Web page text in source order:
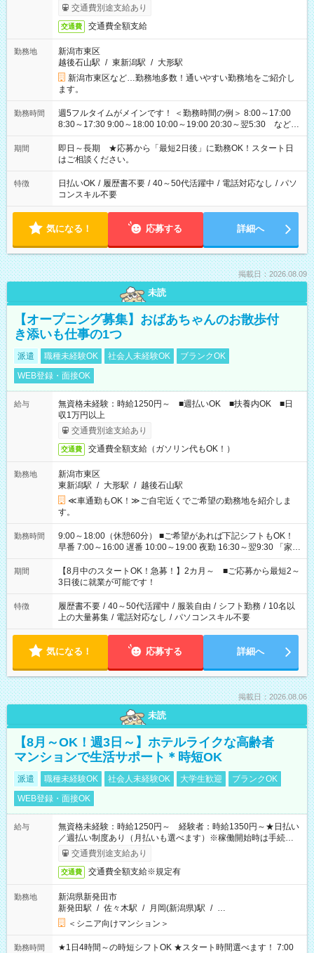
交通費別途支給あり
交通費 交通費全額支給
勤務地
新潟市東区
越後石山駅 / 東新潟駅 / 大形駅
新潟市東区など…勤務地多数！通いやすい勤務地をご紹介し
ます。
勤務時間
週5フルタイムがメインです！ ＜勤務時間の例＞ 8:00～17:00
8:30～17:30 9:00～18:00 10:00～19:00 20:30～翌5:30 など ★
その他にも勤務時間多数！ 日勤のみ、残業なし、交替制など
ご希望を教えてください！
期間
即日～長期 ★応募から「最短2日後」に勤務OK！スタート日
はご相談ください。
特徴 日払いOK / 履歴書不要 / 40～50代活躍中 / 電話対応なし / パソ
コンスキル不要
気になる！ 応募する 詳細へ
掲載日：2026.08.09
未読
【オープニング募集】おばあちゃんのお散歩付
き添いも仕事の1つ
派遣 職種未経験OK 社会人未経験OK
ブランクOK
WEB登録・面接OK
給与
無資格未経験：時給1250円～ ■週払いOK ■扶養内OK ■日
収1万円以上
交通費別途支給あり
交通費 交通費全額支給（ガソリン代もOK！）
勤務地
新潟市東区
東新潟駅 / 大形駅 / 越後石山駅
≪車通勤もOK！≫ご自宅近くでご希望の勤務地を紹介しま
す。
勤務時間
9:00～18:00（休憩60分） ■ご希望があれば下記シフトもOK！
早番 7:00～16:00 遅番 10:00～19:00 夜勤 16:30～翌9:30 「家族
と休みを合わせたい」 「余裕を持って夕飯の準備がしたい」
「できれば残業はしたくない」 など、ご希望を教えてください
ね。 ※Wワーク希望の方へ 今ご覧のお仕事で希望する勤務時間
と、もう1つのお仕事の勤務時間。 合計で週40時間を超える場
合は応募できません。
期間
【8月中のスタートOK！急募！】2カ月～ ■ご応募から最短2～
3日後に就業が可能です！
特徴 履歴書不要 / 40～50代活躍中 / 服装自由 / シフト勤務 / 10名以
上の大量募集 / 電話対応なし / パソコンスキル不要
気になる！ 応募する 詳細へ
掲載日：2026.08.06
未読
【8月～OK！週3日～】ホテルライクな高齢者
マンションで生活サポート＊時短OK
派遣 職種未経験OK 社会人未経験OK 大学生歓迎
ブランクOK
WEB登録・面接OK
給与
無資格未経験：時給1250円～ 経験者：時給1350円～★日払い
／週払い制度あり（月払いも選べます）※稼働開始時は手続き完
了次第のお支払いとなります。
交通費別途支給あり
交通費 交通費全額支給※規定有
勤務地
新潟県新発田市
新発田駅 / 佐々木駅 / 月岡(新潟県)駅 / …
＜シニア向けマンション＞
勤務時間
★1日4時間～の時短シフトOK ★スタート時間選べます！ 7:00